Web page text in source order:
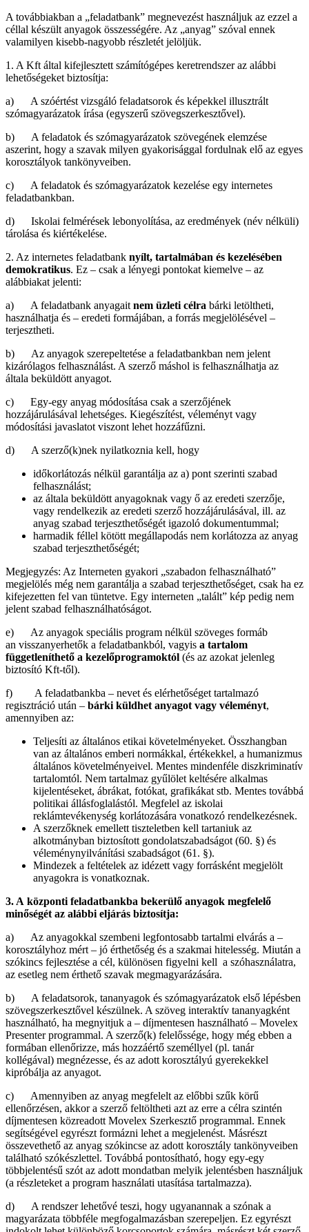
A továbbiakban a „feladatbank” megnevezést használjuk az ezzel a
céllal készült anyagok összességére. Az „anyag” szóval ennek
valamilyen kisebb-nagyobb részletét jelöljük.
1. A Kft által kifejlesztett számítógépes keretrendszer az alábbi
lehetőségeket biztosítja:
a) A szóértést vizsgáló feladatsorok és képekkel illusztrált
szómagyarázatok írása (egyszerű szövegszerkesztővel).
b) A feladatok és szómagyarázatok szövegének elemzése
aszerint, hogy a szavak milyen gyakorisággal fordulnak elő az egyes
korosztályok tankönyveiben.
c) A feladatok és szómagyarázatok kezelése egy internetes
feladatbankban.
d) Iskolai felmérések lebonyolítása, az eredmények (név nélküli)
tárolása és kiértékelése.
2. Az internetes feladatbank nyílt, tartalmában és kezelésében
demokratikus. Ez – csak a lényegi pontokat kiemelve – az
alábbiakat jelenti:
a) A feladatbank anyagait nem üzleti célra bárki letöltheti,
használhatja és – eredeti formájában, a forrás megjelölésével –
terjesztheti.
b) Az anyagok szerepeltetése a feladatbankban nem jelent
kizárólagos felhasználást. A szerző máshol is felhasználhatja az
általa beküldött anyagot.
c) Egy-egy anyag módosítása csak a szerzőjének
hozzájárulásával lehetséges. Kiegészítést, véleményt vagy
módosítási javaslatot viszont lehet hozzáfűzni.
d) A szerző(k)nek nyilatkoznia kell, hogy
időkorlátozás nélkül garantálja az a) pont szerinti szabad
felhasználást;
az általa beküldött anyagoknak vagy ő az eredeti szerzője,
vagy rendelkezik az eredeti szerző hozzájárulásával, ill. az
anyag szabad terjeszthetőségét igazoló dokumentummal;
harmadik féllel kötött megállapodás nem korlátozza az anyag
szabad terjeszthetőségét;
Megjegyzés: Az Interneten gyakori „szabadon felhasználható”
megjelölés még nem garantálja a szabad terjeszthetőséget, csak ha ez
kifejezetten fel van tüntetve. Egy interneten „talált” kép pedig nem
jelent szabad felhasználhatóságot.
e) Az anyagok speciális program nélkül szöveges formáb
an visszanyerhetők a feladatbankból, vagyis a tartalom
függetleníthető a kezelőprogramoktól (és az azokat jelenleg
biztosító Kft-től).
f) A feladatbankba – nevet és elérhetőséget tartalmazó
regisztráció után – bárki küldhet anyagot vagy véleményt,
amennyiben az:
Teljesíti az általános etikai követelményeket. Összhangban
van az általános emberi normákkal, értékekkel, a humanizmus
általános követelményeivel. Mentes mindenféle diszkriminatív
tartalomtól. Nem tartalmaz gyűlölet keltésére alkalmas
kijelentéseket, ábrákat, fotókat, grafikákat stb. Mentes továbbá
politikai állásfoglalástól. Megfelel az iskolai
reklámtevékenység korlátozására vonatkozó rendelkezésnek.
A szerzőknek emellett tiszteletben kell tartaniuk az
alkotmányban biztosított gondolatszabadságot (60. §) és
véleménynyilvánítási szabadságot (61. §).
Mindezek a feltételek az idézett vagy forrásként megjelölt
anyagokra is vonatkoznak.
3. A központi feladatbankba bekerülő anyagok megfelelő
minőségét az alábbi eljárás biztosítja:
a) Az anyagokkal szembeni legfontosabb tartalmi elvárás a –
korosztályhoz mért – jó érthetőség és a szakmai hitelesség. Miután a
szókincs fejlesztése a cél, különösen figyelni kell a szóhasználatra,
az esetleg nem érthető szavak megmagyarázására.
b) A feladatsorok, tananyagok és szómagyarázatok első lépésben
szövegszerkesztővel készülnek. A szöveg interaktív tananyagként
használható, ha megnyitjuk a – díjmentesen használható – Movelex
Presenter programmal. A szerző(k) felelőssége, hogy még ebben a
formában ellenőrizze, más hozzáértő személlyel (pl. tanár
kollégával) megnézesse, és az adott korosztályú gyerekekkel
kipróbálja az anyagot.
c) Amennyiben az anyag megfelelt az előbbi szűk körű
ellenőrzésen, akkor a szerző feltöltheti azt az erre a célra szintén
díjmentesen közreadott Movelex Szerkesztő programmal. Ennek
segítségével egyrészt formázni lehet a megjelenést. Másrészt
összevethető az anyag szókincse az adott korosztály tankönyveiben
található szókészlettel. Továbbá pontosítható, hogy egy-egy
többjelentésű szót az adott mondatban melyik jelentésben használjuk
(a részleteket a program használati utasítása tartalmazza).
d) A rendszer lehetővé teszi, hogy ugyanannak a szónak a
magyarázata többféle megfogalmazásban szerepeljen. Ez egyrészt